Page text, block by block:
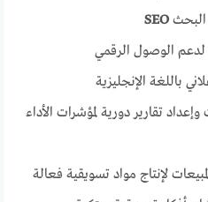
البحثSEO
لدعم الوصول الرقمي
باللغة الإنجليزية
تقارير دورية لمؤشرات الأداء
لإنتاج مواد تسويقية فعالة